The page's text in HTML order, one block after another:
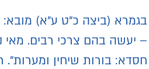
(ביצה כ"ט ע"א) מובא:
יעשה בהם צרכי רבים. מאי
בורות שיחין ומערות".